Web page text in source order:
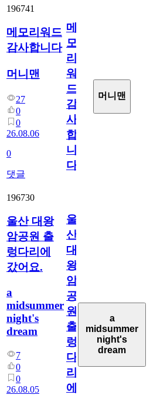
196741
메모리워드
감사합니다
머니맨
27
0
0
26.08.06
0
댓글
메
모
리
워
드
감
사
합
니
다
머니맨
196730
울산 대왕
암공원 출
렁다리에
갔어요.
a
midsummer
night's
dream
7
0
0
26.08.05
울
산
대
왕
암
공
원
출
렁
다
리
에
a
midsummer
night's
dream